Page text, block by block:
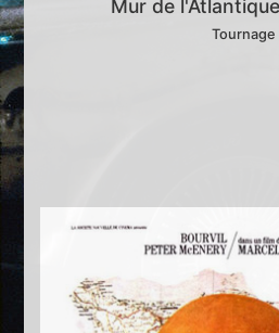
Mur de
Tournage